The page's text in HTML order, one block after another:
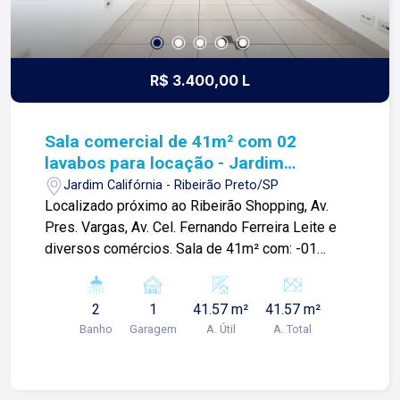
R$ 3.400,00 L
Sala comercial de 41m² com 02
lavabos para locação - Jardim
Califórnia
Jardim Califórnia - Ribeirão Preto/SP
Localizado próximo ao Ribeirão Shopping, Av.
Pres. Vargas, Av. Cel. Fernando Ferreira Leite e
diversos comércios. Sala de 41m² com: -01
pia; -01 vaga de garagem; Condomínio com: -
Portaria 24h; -02 salas de reunião; -05
elevadores sendo 04 sociais e 01 de serviço; -
2
Banho
1
Garagem
41.57 m²
A. Útil
41.57 m²
A. Total